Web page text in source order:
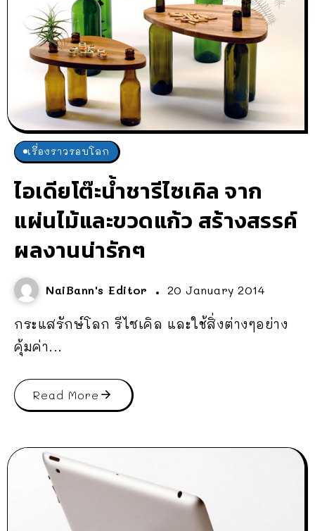
เรื่องราวรอบโลก
ไอเดียโต๊ะน้ำชารีไซเคิล จาก
แผ่นไม้และขวดแก้ว สร้างสรรค์
ผลงานน่ารักๆ
NaiBann's Editor 20 January 2014
กระแสรักษ์โลก รีไซเคิล และใช้สิ่งต่างๆอย่าง
คุ้มค่า...
Read More